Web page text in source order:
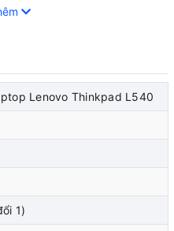
phần quan trọng được
laptop Lenovo. Sau một
thể trở nên không hoạt
Lenovo Thinkpad L540
1)